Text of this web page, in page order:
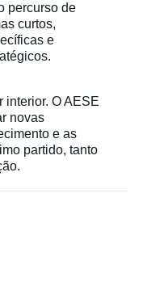
percurso de
curtos,
e
interior. O AESE
novas
e as
partido, tanto